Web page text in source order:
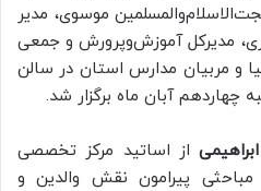
موسوی، مدیر
مدیرکل آموزش‌وپرورش و جمعی
و مربیان مدارس استان در سالن
چهاردهم آبان ماه برگزار شد.
از اساتید مرکز تخصصی
مباحثی پیرامون نقش والدین و